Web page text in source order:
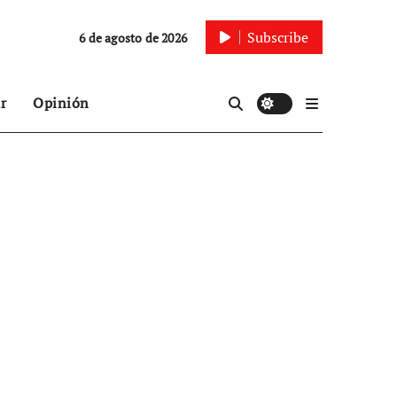
6 de agosto de 2026 Subscribe
Opinión